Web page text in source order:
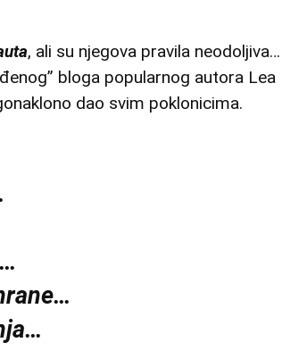
, ali su njegova pravila neodoljiva…
bloga popularnog autora Lea
dao svim poklonicima.